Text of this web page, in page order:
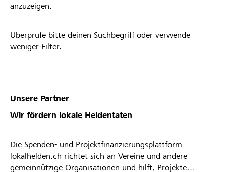
anzuzeigen.
Überprüfe bitte deinen Suchbegriff oder verwende
weniger Filter.
Unsere Partner
Wir fördern lokale Heldentaten
Die Spenden- und Projektfinanzierungsplattform
lokalhelden.ch richtet sich an Vereine und andere
gemeinnützige Organisationen und hilft, Projekte